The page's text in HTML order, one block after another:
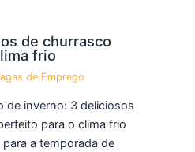
de churrasco
frio
de Emprego
de inverno: 3 deliciosos
para o clima frio
a temporada de